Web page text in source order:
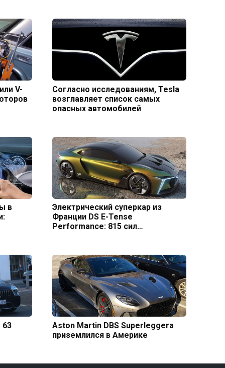
V-
Согласно исследованиям, Tesla
возглавляет список самых
опасных автомобилей
в
Электрический суперкар из
Франции DS E-Tense
Performance: 815 сил…
63
Aston Martin DBS Superleggera
приземлился в Америке